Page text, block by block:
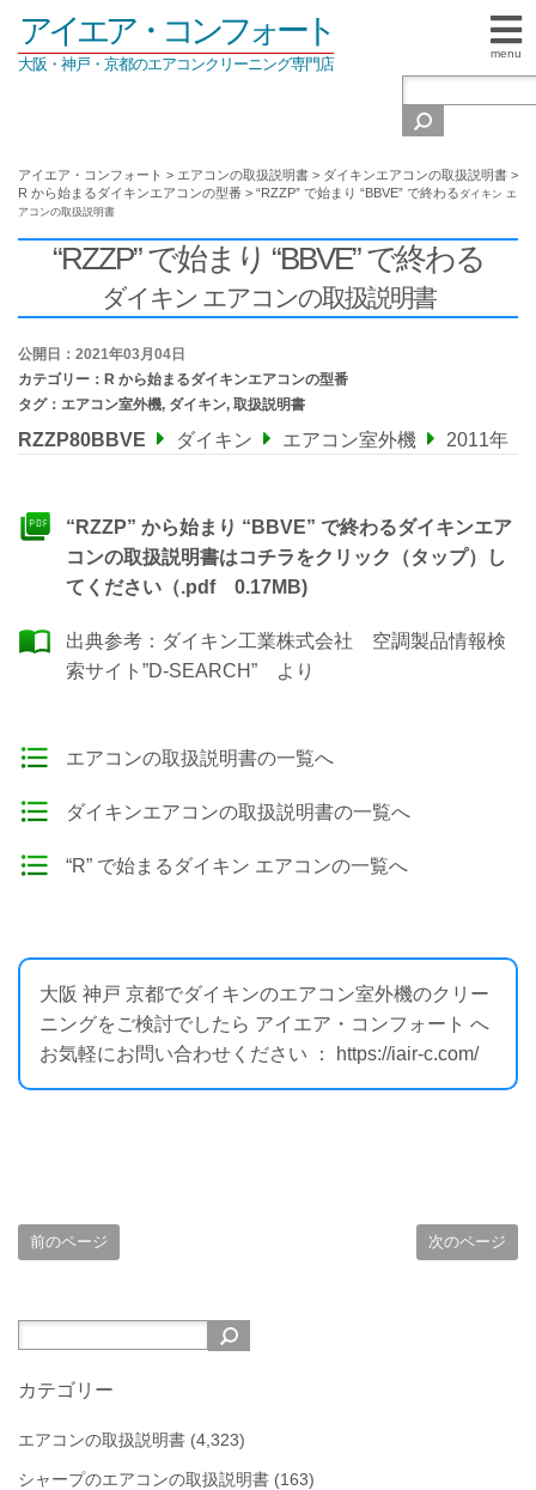
menu
アイエア・コンフォート
大阪・神戸・京都のエアコンクリーニング専門店
アイエア・コンフォート > エアコンの取扱説明書 > ダイキンエアコンの取扱説明書 >
R から始まるダイキンエアコンの型番 > “RZZP” で始まり “BBVE” で終わる ダイキン エ
アコンの取扱説明書
“RZZP” で始まり “BBVE” で終わる
ダイキン エアコンの取扱説明書
公開日：2021年03月04日
カテゴリー： R から始まるダイキンエアコンの型番
タグ： エアコン室外機, ダイキン, 取扱説明書
RZZP80BBVE ダイキン エアコン室外機 2011年
“RZZP” から始まり “BBVE” で終わるダイキンエア
コンの取扱説明書はコチラをクリック（タップ）し
てください（.pdf 0.17MB)
出典参考： ダイキン工業株式会社 空調製品情報検
索サイト”D-SEARCH” より
エアコンの取扱説明書の一覧へ
ダイキンエアコンの取扱説明書の一覧へ
“R” で始まるダイキン エアコンの一覧へ
大阪 神戸 京都でダイキンのエアコン室外機のクリー
ニングをご検討でしたら アイエア・コンフォート へ
お気軽にお問い合わせください ： https://iair-c.com/
前のページ 次のページ
カテゴリー
エアコンの取扱説明書 (4,323)
シャープのエアコンの取扱説明書 (163)